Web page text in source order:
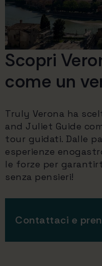
Scopri
come un
Truly Verona ha
and Juliet Guide
tour guidati. Dalle
esperienze
le forze per
senza pensieri!
Contattaci e